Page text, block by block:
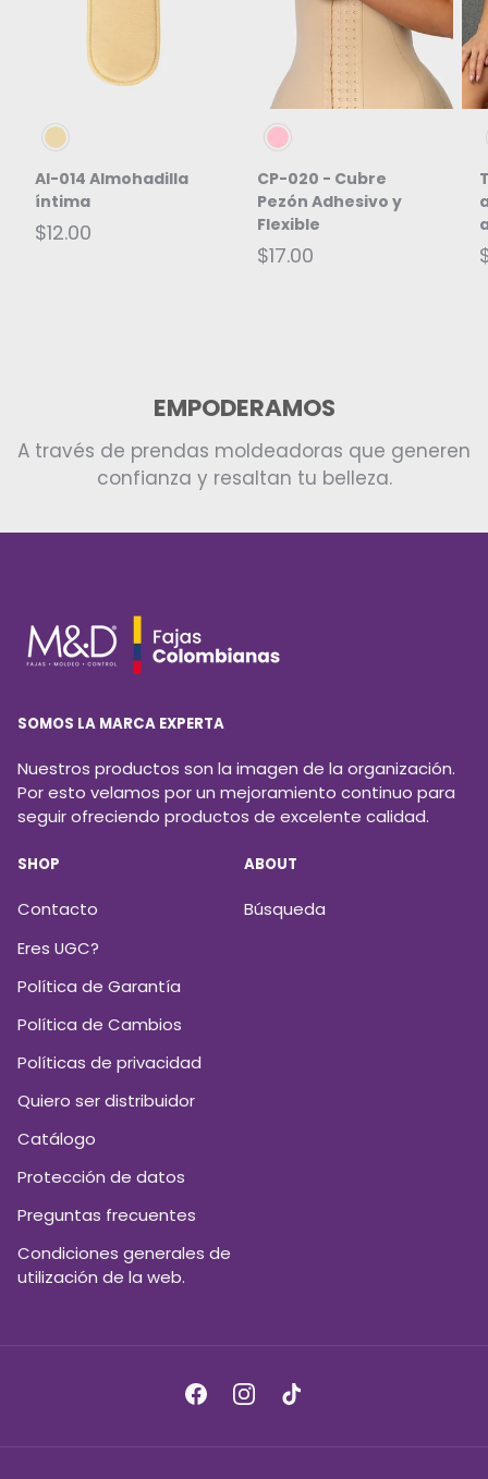
AI-014 Almohadilla
íntima
$12.00
CP-020 - Cubre
Pezón Adhesivo y
Flexible
$17.00
EMPODERAMOS
A través de prendas moldeadoras que generen
confianza y resaltan tu belleza.
SOMOS LA MARCA EXPERTA
Nuestros productos son la imagen de la organización.
Por esto velamos por un mejoramiento continuo para
seguir ofreciendo productos de excelente calidad.
SHOP
Contacto
Eres UGC?
Política de Garantía
Política de Cambios
Políticas de privacidad
Quiero ser distribuidor
Catálogo
Protección de datos
Preguntas frecuentes
Condiciones generales de
utilización de la web.
ABOUT
Búsqueda
FacebookInstagram
TikTok